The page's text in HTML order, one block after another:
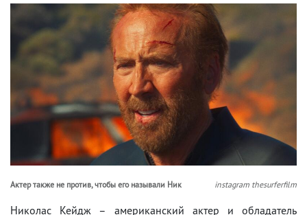
Актер также не против, чтобы его называли Ник instagram thesurferfilm
Николас Кейдж – американский актер и обладатель